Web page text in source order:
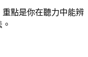
點是你在聽力中能辨